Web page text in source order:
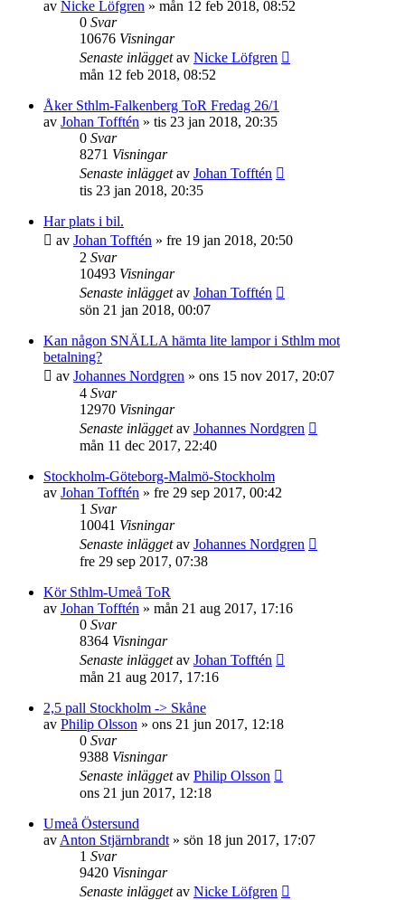
av Nicke Löfgren » mån 12 feb 2018, 08:52
0 Svar
10676 Visningar
Senaste inläggetav Nicke Löfgren
mån 12 feb 2018, 08:52
Åker Sthlm-Falkenberg ToR Fredag 26/1
av Johan Tofftén » tis 23 jan 2018, 20:35
0 Svar
8271 Visningar
Senaste inläggetav Johan Tofftén
tis 23 jan 2018, 20:35
Har plats i bil.
av Johan Tofftén » fre 19 jan 2018, 20:50
2 Svar
10493 Visningar
Senaste inläggetav Johan Tofftén
sön 21 jan 2018, 00:07
Kan någon SNÄLLA hämta lite lampor i Sthlm mot
betalning?
av Johannes Nordgren » ons 15 nov 2017, 20:07
4 Svar
12970 Visningar
Senaste inläggetav Johannes Nordgren
mån 11 dec 2017, 22:40
Stockholm-Göteborg-Malmö-Stockholm
av Johan Tofftén » fre 29 sep 2017, 00:42
1 Svar
10041 Visningar
Senaste inläggetav Johannes Nordgren
fre 29 sep 2017, 07:38
Kör Sthlm-Umeå ToR
av Johan Tofftén » mån 21 aug 2017, 17:16
0 Svar
8364 Visningar
Senaste inläggetav Johan Tofftén
mån 21 aug 2017, 17:16
2,5 pall Stockholm -> Skåne
av Philip Olsson » ons 21 jun 2017, 12:18
0 Svar
9388 Visningar
Senaste inläggetav Philip Olsson
ons 21 jun 2017, 12:18
Umeå Östersund
av Anton Stjärnbrandt » sön 18 jun 2017, 17:07
1 Svar
9420 Visningar
Senaste inläggetav Nicke Löfgren